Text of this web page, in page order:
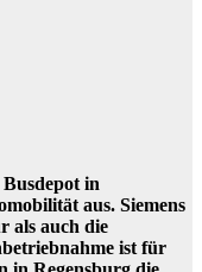
in
aus. Siemens
als auch die
ist für